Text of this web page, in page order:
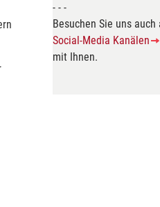
- - -
Besuchen Sie uns
Social-Media Kanälen
mit Ihnen.